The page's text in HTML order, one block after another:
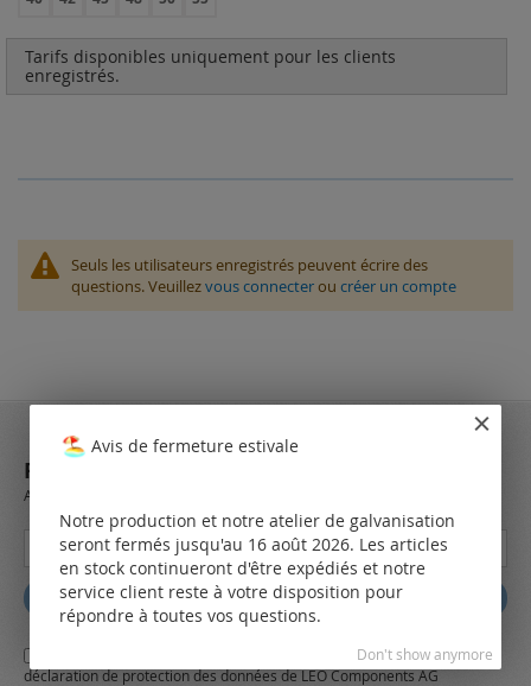
Tarifs disponibles uniquement pour les clients
enregistrés.
Seuls les utilisateurs enregistrés peuvent écrire des
questions. Veuillezvous connecterou créer un compte
REJOIGNEZ NOTRE NEWSLETTER
Always stay up to date and find out what's new from the very first hand.
Inscription
notre
lettre
d’information
:
Abbonez
les conditions généralesd'affaires etla
déclaration de protection des donnéesde LEO Components AG
Avis de fermeture estivale
Notre production et notre atelier de galvanisation
seront fermés jusqu'au 16 août 2026. Les articles
en stock continueront d'être expédiés et notre
service client reste à votre disposition pour
répondre à toutes vos questions.
Don't show anymore